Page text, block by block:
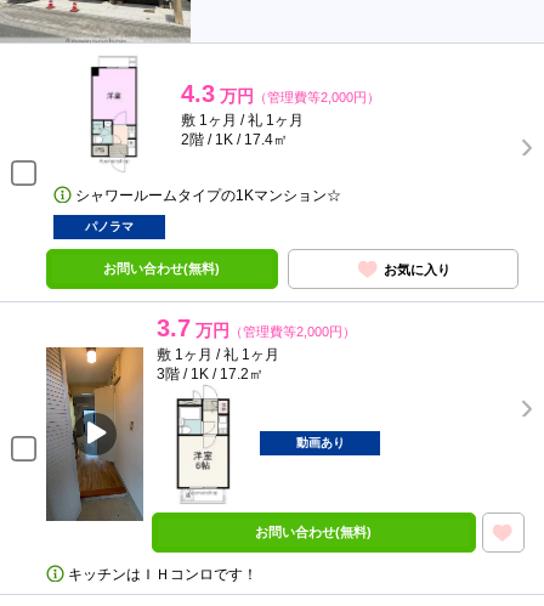
4.3 万円 （管理費等2,000円）
敷 1ヶ月 / 礼 1ヶ月
2階 / 1K / 17.4㎡
シャワールームタイプの1Kマンション☆
パノラマ
お問い合わせ(無料) お気に入り
3.7 万円 （管理費等2,000円）
敷 1ヶ月 / 礼 1ヶ月
3階 / 1K / 17.2㎡
動画あり
お問い合わせ(無料)
キッチンはＩＨコンロです！